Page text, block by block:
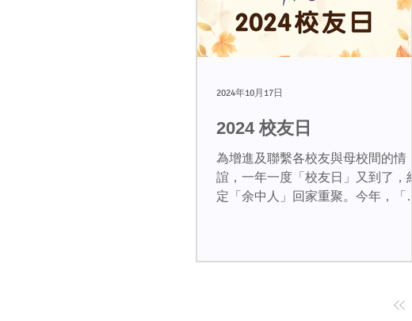
2024 校友日
為增進及聯繫各校友與母校間的情
誼，一年一度「校友日」又到了，約
定「余中人」回家重聚。今年，「校
2024年10月17日